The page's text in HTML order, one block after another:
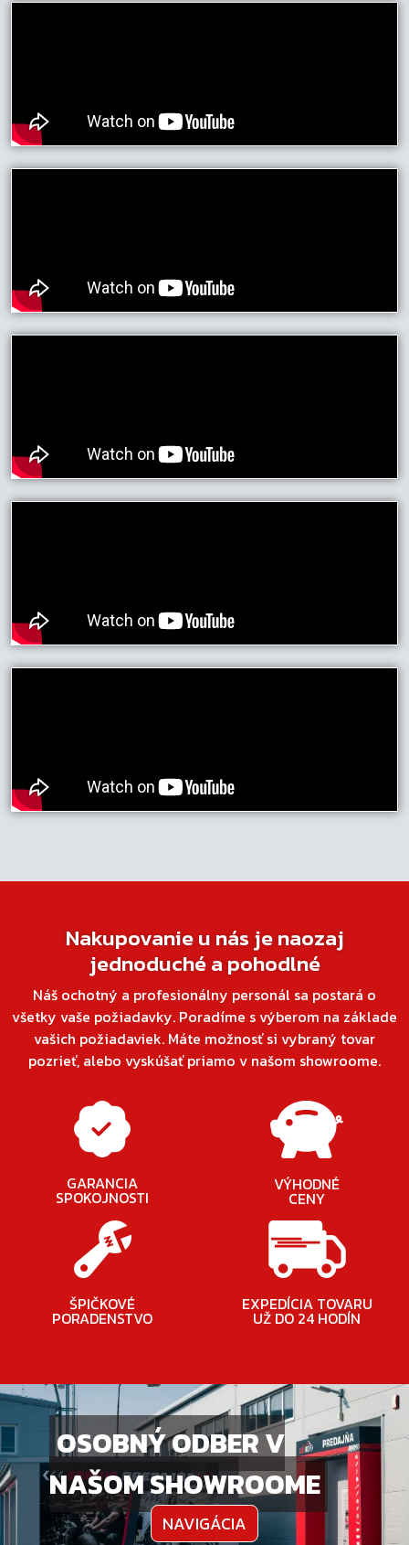
Nakupovanie u nás je naozaj
jednoduché a pohodlné
Náš ochotný a profesionálny personál sa postará o
všetky vaše požiadavky. Poradíme s výberom na základe
vašich požiadaviek. Máte možnosť si vybraný tovar
pozrieť, alebo vyskúšať priamo v našom showroome.
GARANCIA
SPOKOJNOSTI
VÝHODNÉ
CENY
ŠPIČKOVÉ
PORADENSTVO
EXPEDÍCIA TOVARU
UŽ DO 24 HODÍN
OSOBNÝ ODBER V
NAŠOM SHOWROOME
NAVIGÁCIA